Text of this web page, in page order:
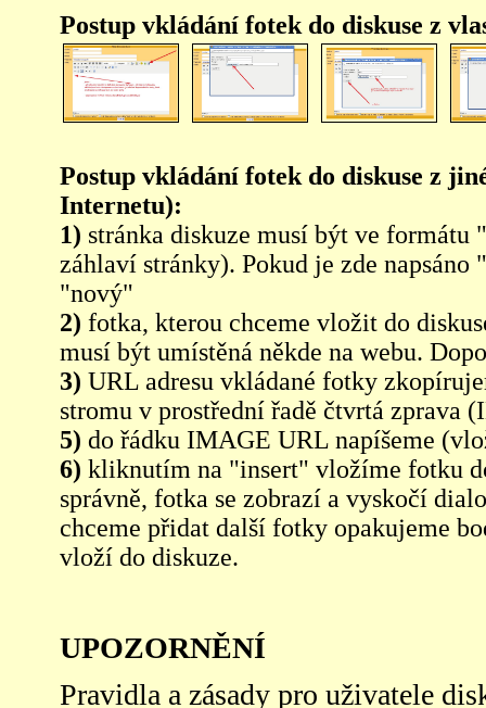
Postup vkládání fotek do diskuse z
Postup vkládání fotek do diskuse z
Internetu):
1) stránka diskuze musí být ve
záhlaví stránky). Pokud je zde
"nový"
2) fotka, kterou chceme vložit do
musí být umístěná někde na webu.
3) URL adresu vkládané fotky
stromu v prostřední řadě čtvrtá zprava
5) do řádku IMAGE URL napíšeme
6) kliknutím na "insert" vložíme fotku
správně, fotka se zobrazí a vyskočí
chceme přidat další fotky opakujeme
vloží do diskuze.
UPOZORNĚNÍ
Pravidla a zásady pro uživatele